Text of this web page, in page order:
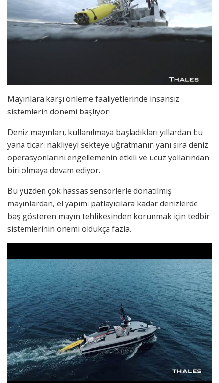
Mayınlara karşı önleme faaliyetlerinde insansız
sistemlerin dönemi başlıyor!
Deniz mayınları, kullanılmaya başladıkları yıllardan bu
yana ticari nakliyeyi sekteye uğratmanın yanı sıra deniz
operasyonlarını engellemenin etkili ve ucuz yollarından
biri olmaya devam ediyor.
Bu yüzden çok hassas sensörlerle donatılmış
mayınlardan, el yapımı patlayıcılara kadar denizlerde
baş gösteren mayın tehlikesinden korunmak için tedbir
sistemlerinin önemi oldukça fazla.